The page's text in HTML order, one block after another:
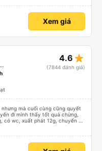
viên &tài xế thì mình chắc chắn
dịch vụ trong xe cũng có
xe tương đối ok so với hãng
chung mồ hôi với người lạ nên
Chúc hãng xe luôn suôn sẻ
mai
Xem giá
Limousine phòng đôi 22 chỗ (WC)
4.6 star_rate
(7844 đánh giá)
nhưng mà cuối cùng cũng quyết
đi mình thấy tốt quá chừng,
có wc, xuất phát 12g, chuyến đi
- Mấy bạn CSKH kỹ tính và dễ
kin kít nhưng rất sạch sẽ, êm,